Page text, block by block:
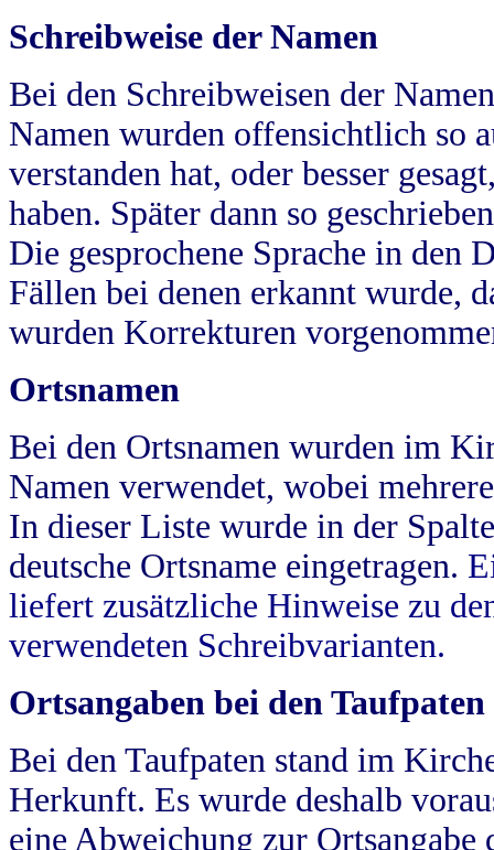
Schreibweise der Namen
Bei den Schreibweisen der
Namen wurden offensichtlich so
verstanden hat, oder besser
haben. Später dann so
Die gesprochene Sprache in
Fällen bei denen erkannt wurde,
wurden Korrekturen
Ortsnamen
Bei den Ortsnamen wurden im
Namen verwendet, wobei
In dieser Liste wurde in der
deutsche Ortsname eingetragen.
liefert zusätzliche Hinweise zu
verwendeten Schreibvarianten.
Ortsangaben bei den Taufpaten
Bei den Taufpaten stand im
Herkunft. Es wurde deshalb
eine Abweichung zur